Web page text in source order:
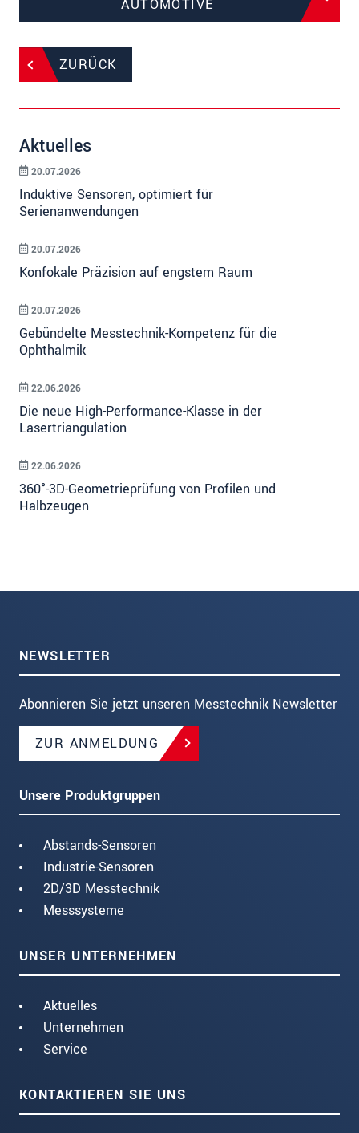
AUTOMOTIVE
ZURÜCK
Aktuelles
Induktive Sensoren, optimiert für
Serienanwendungen
20.07.2026
Konfokale Präzision auf engstem Raum
20.07.2026
Gebündelte Messtechnik-Kompetenz für die
Ophthalmik
20.07.2026
Die neue High-Performance-Klasse in der
Lasertriangulation
22.06.2026
360°-3D-Geometrieprüfung von Profilen und
Halbzeugen
22.06.2026
NEWSLETTER
Abonnieren Sie jetzt unseren Messtechnik Newsletter
ZUR ANMELDUNG
Unsere Produktgruppen
Abstands-Sensoren
Industrie-Sensoren
2D/3D Messtechnik
Messsysteme
UNSER UNTERNEHMEN
Aktuelles
Unternehmen
Service
KONTAKTIEREN SIE UNS